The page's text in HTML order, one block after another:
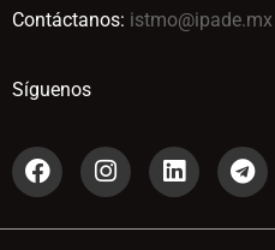
Contáctanos: istmo@ipade.mx
Síguenos